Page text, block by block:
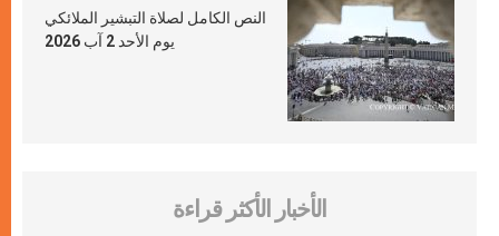
النص الكامل لصلاة التبشير الملائكي
يوم الأحد 2 آب 2026
الأخبار الأكثر قراءة